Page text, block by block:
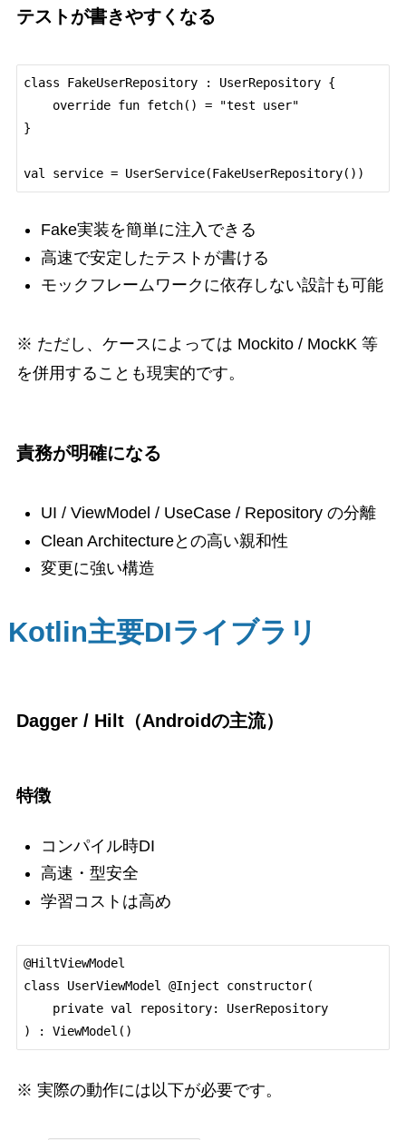
テストが書きやすくなる
class FakeUserRepository : UserRepository {
}
Fake実装を簡単に注入できる
高速で安定したテストが書ける
モックフレームワークに依存しない設計も可能
※ ただし、ケースによっては Mockito / MockK 等
を併用することも現実的です。
責務が明確になる
UI / ViewModel / UseCase / Repository の分離
Clean Architectureとの高い親和性
変更に強い構造
Kotlin主要DIライブラリ
Dagger / Hilt（Androidの主流）
特徴
コンパイル時DI
高速・型安全
学習コストは高め
@HiltViewModel
class UserViewModel @Inject constructor(
※ 実際の動作には以下が必要です。